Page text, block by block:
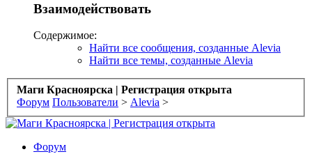
Взаимодействовать
Содержимое:
Найти все сообщения, созданные Alevia
Найти все темы, созданные Alevia
Маги Красноярска | Регистрация открыта
Форум Пользователи > Alevia >
Форум